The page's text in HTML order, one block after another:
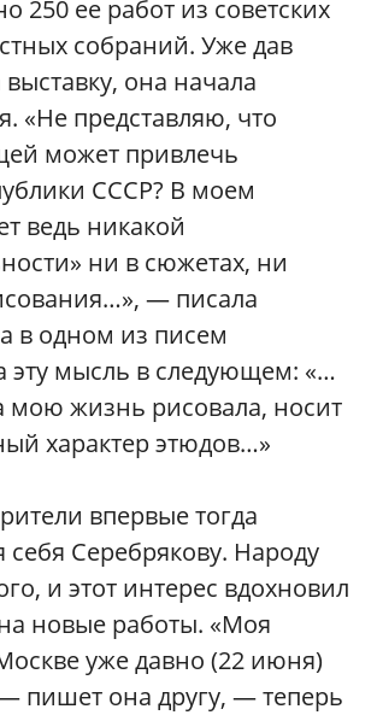
250 ее работ из советских
собраний. Уже дав
выставку, она начала
«Не представляю, что
может привлечь
СССР? В моем
ведь никакой
ни в сюжетах, ни
— писала
в одном из писем
эту мысль в следующем: «…
мою жизнь рисовала, носит
характер этюдов…»
впервые тогда
себя Серебрякову. Народу
и этот интерес вдохновил
новые работы. «Моя
уже давно (22 июня)
пишет она другу, — теперь